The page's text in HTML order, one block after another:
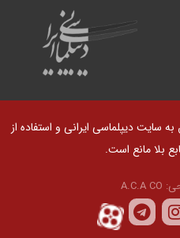
سایت دیپلماسی ایرانی و استفاده از
بلا مانع است.
A.C.A CO